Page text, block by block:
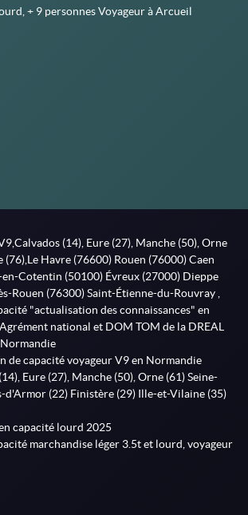
+ 9 personnes Voyageur à Arcueil
(14), Eure (27), Manche (50), Orne
(76),Le Havre (76600) Rouen (76000) Caen
Cotentin (50100) Évreux (27000) Dieppe
Rouen (76300) Saint-Étienne-du-Rouvray ,
"actualisation des connaissances" en
national et DOM TOM de la DREAL
de capacité voyageur V9 en Normandie
Eure (27), Manche (50), Orne (61) Seine-
d'Armor (22) Finistère (29) Ille-et-Vilaine (35)
capacité lourd 2025
marchandise léger 3.5t et lourd, voyageur